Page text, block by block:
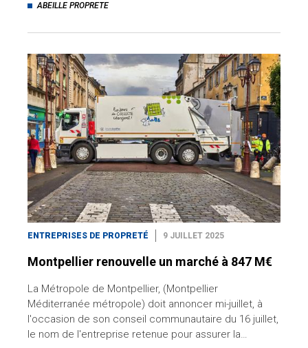
ABEILLE PROPRETE
ENTREPRISES DE PROPRETÉ 9 JUILLET 2025
Montpellier renouvelle un marché à 847 M€
La Métropole de Montpellier, (Montpellier
Méditerranée métropole) doit annoncer mi-juillet, à
l'occasion de son conseil communautaire du 16 juillet,
le nom de l'entreprise retenue pour assurer la…